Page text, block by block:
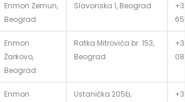
Enmon Zemun,
Beograd
Slavonska 1, Beograd
Enmon
Žarkovo,
Beograd
Ratka Mitrovića br. 153,
Beograd
Enmon
Ustanička 205b,